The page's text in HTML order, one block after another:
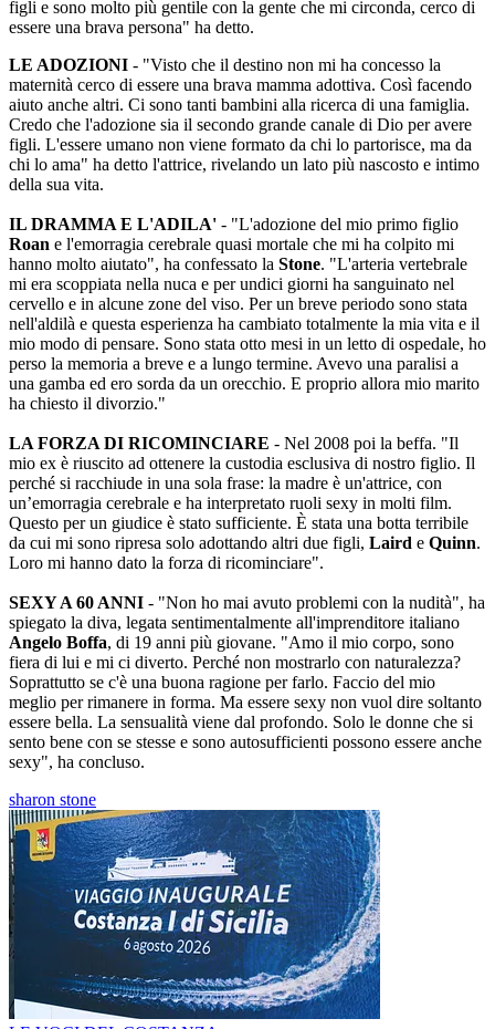
figli e sono molto più gentile con la gente che mi circonda, cerco di
essere una brava persona" ha detto.
LE ADOZIONI - "Visto che il destino non mi ha concesso la
maternità cerco di essere una brava mamma adottiva. Così facendo
aiuto anche altri. Ci sono tanti bambini alla ricerca di una famiglia.
Credo che l'adozione sia il secondo grande canale di Dio per avere
figli. L'essere umano non viene formato da chi lo partorisce, ma da
chi lo ama" ha detto l'attrice, rivelando un lato più nascosto e intimo
della sua vita.
IL DRAMMA E L'ADILA' - "L'adozione del mio primo figlio
Roan e l'emorragia cerebrale quasi mortale che mi ha colpito mi
hanno molto aiutato", ha confessato la Stone. "L'arteria vertebrale
mi era scoppiata nella nuca e per undici giorni ha sanguinato nel
cervello e in alcune zone del viso. Per un breve periodo sono stata
nell'aldilà e questa esperienza ha cambiato totalmente la mia vita e il
mio modo di pensare. Sono stata otto mesi in un letto di ospedale, ho
perso la memoria a breve e a lungo termine. Avevo una paralisi a
una gamba ed ero sorda da un orecchio. E proprio allora mio marito
ha chiesto il divorzio."
LA FORZA DI RICOMINCIARE - Nel 2008 poi la beffa. "Il
mio ex è riuscito ad ottenere la custodia esclusiva di nostro figlio. Il
perché si racchiude in una sola frase: la madre è un'attrice, con
un’emorragia cerebrale e ha interpretato ruoli sexy in molti film.
Questo per un giudice è stato sufficiente. È stata una botta terribile
da cui mi sono ripresa solo adottando altri due figli, Laird e Quinn.
Loro mi hanno dato la forza di ricominciare".
SEXY A 60 ANNI - "Non ho mai avuto problemi con la nudità", ha
spiegato la diva, legata sentimentalmente all'imprenditore italiano
Angelo Boffa, di 19 anni più giovane. "Amo il mio corpo, sono
fiera di lui e mi ci diverto. Perché non mostrarlo con naturalezza?
Soprattutto se c'è una buona ragione per farlo. Faccio del mio
meglio per rimanere in forma. Ma essere sexy non vuol dire soltanto
essere bella. La sensualità viene dal profondo. Solo le donne che si
sento bene con se stesse e sono autosufficienti possono essere anche
sexy", ha concluso.
sharon stone